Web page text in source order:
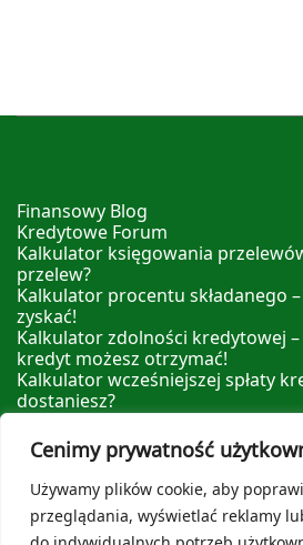
Cenimy prywatność
Używamy plików cookie, aby
przeglądania, wyświetlać reklamy
Finansowy Blog
Kredytowe Forum
Kalkulator księgowania
przelew?
Kalkulator procentu składanego
zyskać!
Kalkulator zdolności kredytowej
kredyt możesz otrzymać!
Kalkulator wcześniejszej spłaty
dostaniesz?
Kalkulator nadpłaty kredytu –
zyskać nadpłacając!
Leksykon Finansowy
Polityka prywatności
O nas